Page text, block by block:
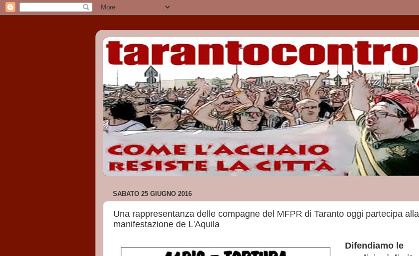
SABATO 25 GIUGNO 2016
Una rappresentanza delle compagne del MFPR di Taranto oggi partecipa alla
manifestazione de L'Aquila
Difendiamo le